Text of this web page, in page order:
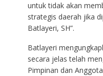
untuk tidak akan
strategis daerah jika
Batlayeri, SH”.
Batlayeri
secara jelas telah
Pimpinan dan